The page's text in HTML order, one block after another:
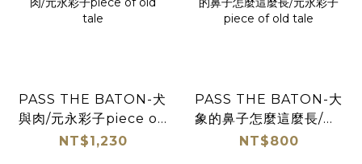
PASS THE BATON-犬
與肉/元永彩子piece of
old taleNT$1,230
PASS THE BATON-大
象的鼻子怎麼這麼長/元
永彩子piece of old
NT$800